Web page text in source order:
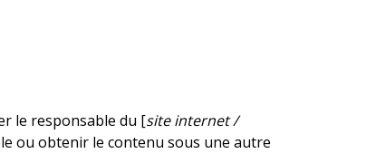
le responsable du [site internet /
ou obtenir le contenu sous une autre